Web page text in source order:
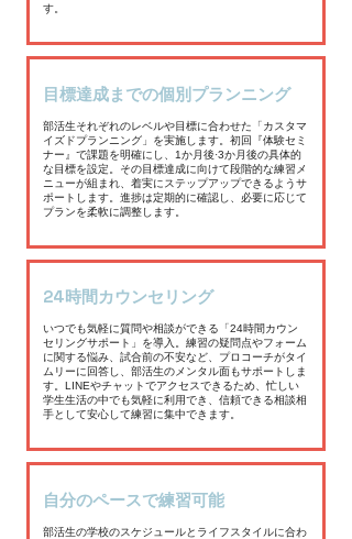
す。
目標達成までの個別プランニング
部活生それぞれのレベルや目標に合わせた「カスタマ
イズドプランニング」を実施します。初回『体験セミ
ナー』で課題を明確にし、1か月後·3か月後の具体的
な目標を設定。その目標達成に向けて段階的な練習メ
ニューが組まれ、着実にステップアップできるようサ
ポートします。進捗は定期的に確認し、必要に応じて
プランを柔軟に調整します。
24時間カウンセリング
いつでも気軽に質問や相談ができる「24時間カウン
セリングサポート」を導入。練習の疑問点やフォーム
に関する悩み、試合前の不安など、プロコーチがタイ
ムリーに回答し、部活生のメンタル面もサポートしま
す。LINEやチャットでアクセスできるため、忙しい
学生生活の中でも気軽に利用でき、信頼できる相談相
手として安心して練習に集中できます。
自分のペースで練習可能
部活生の学校のスケジュールとライフスタイルに合わ